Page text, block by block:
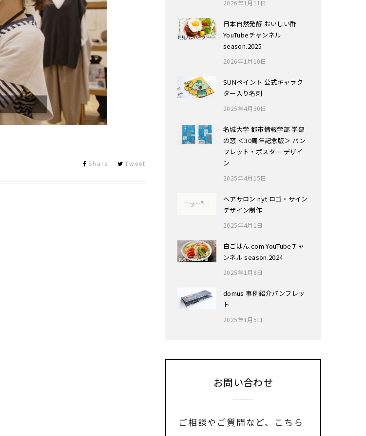
Share Tweet
2026年1月11日
日本自然発酵 おいしい酢
YouTubeチャンネル
season.2025
2026年1月10日
SUNペイント 公式キャラク
ター入り名刺
2025年4月30日
名城大学 都市情報学部 学部
の窓 ＜30周年記念版＞ パン
フレット・ポスター デザイ
ン
2025年4月15日
ヘアサロン nyt ロゴ・サイン
デザイン制作
2025年4月1日
白ごはん.com YouTubeチャ
ンネル season.2024
2025年1月8日
domus 事例紹介パンフレッ
ト
2025年1月5日
お問い合わせ
ご相談やご質問など、
こちら